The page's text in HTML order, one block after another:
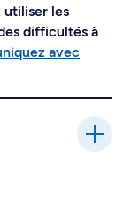
utiliser les
difficultés à
avec